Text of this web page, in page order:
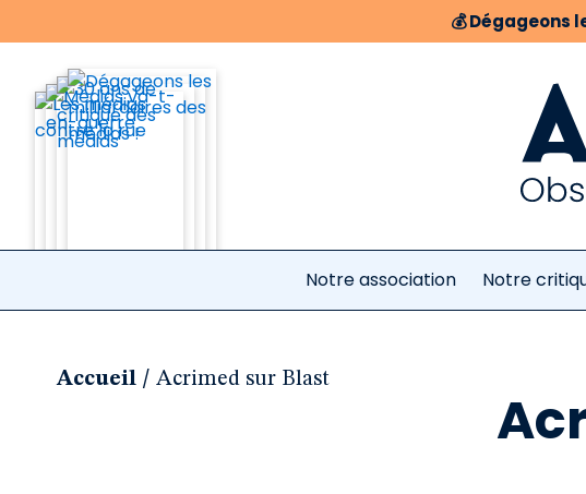
💰Dégageons
Notre association Notre
Accueil / Acrimed sur Blast